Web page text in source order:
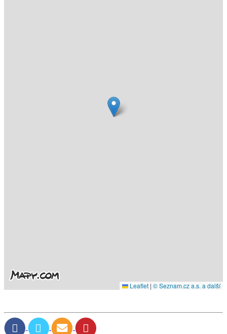
Leaflet | © Seznam.cz a.s. a další